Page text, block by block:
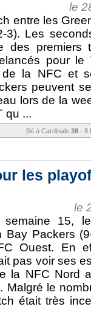
le
entre les
3). Les
des premiers
pour
la NFC et
peuvent
lors de la
qu ...
[lié à Cardinals 38 - 8
les
le
15,
Bay Packers
Ouest. En
pas voir ses
la NFC Nord
le
était très